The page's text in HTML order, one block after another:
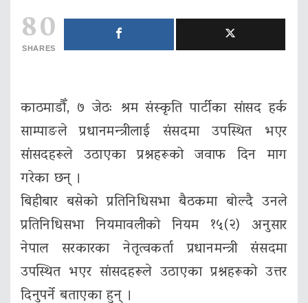
80
SHARES
काठमाडौँ, ७ जेठः श्रम संस्कृति पार्टीका सांसद हर्क
साम्पाङले प्रधानमन्त्रीलाई संसदमा उपस्थित भएर
सांसदहरूले उठाएका प्रश्नहरूको जवाफ दिन माग
गरेका छन् ।
बिहीबार बसेको प्रतिनिधिसभा बैठकमा बोल्दै उनले
प्रतिनिधिसभा नियमावलीको नियम १५(२) अनुसार
नेपाल सरकारका नेतृत्वकर्ता प्रधानमन्त्री संसदमा
उपस्थित भएर सांसदहरूले उठाएका प्रश्नहरूको उत्तर
दिनुपर्ने बताएका हुन् ।